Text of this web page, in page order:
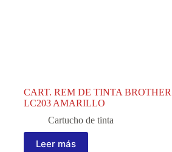
CART. REM DE TINTA BROTHER
LC203 AMARILLO
Cartucho de tinta
Leer más